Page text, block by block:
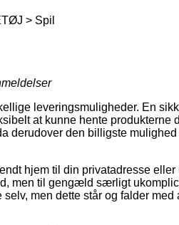
> Spil
leveringsmuligheder. En
at kunne hente produkterne
derudover den billigste
hjem til din privatadresse
men til gengæld særligt
men dette står og falder